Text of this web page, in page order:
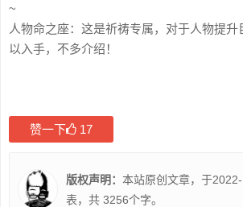
~
人物命之座：这是祈祷专属，对于人物提
以入手，不多介绍！
赞一下 17
版权声明： 本站原创文章，于
表，共 3256个字。